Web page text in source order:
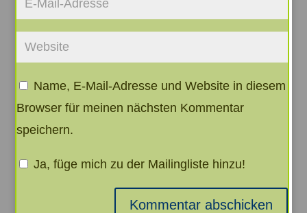
Name, E-Mail-Adresse und Website in diesem
Browser für meinen nächsten Kommentar
speichern.
Ja, füge mich zu der Mailingliste hinzu!
Kommentar abschicken